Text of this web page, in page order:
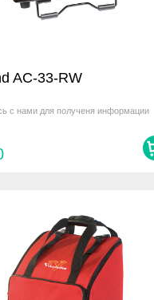
AC-33-RW
с нами для полученя информации